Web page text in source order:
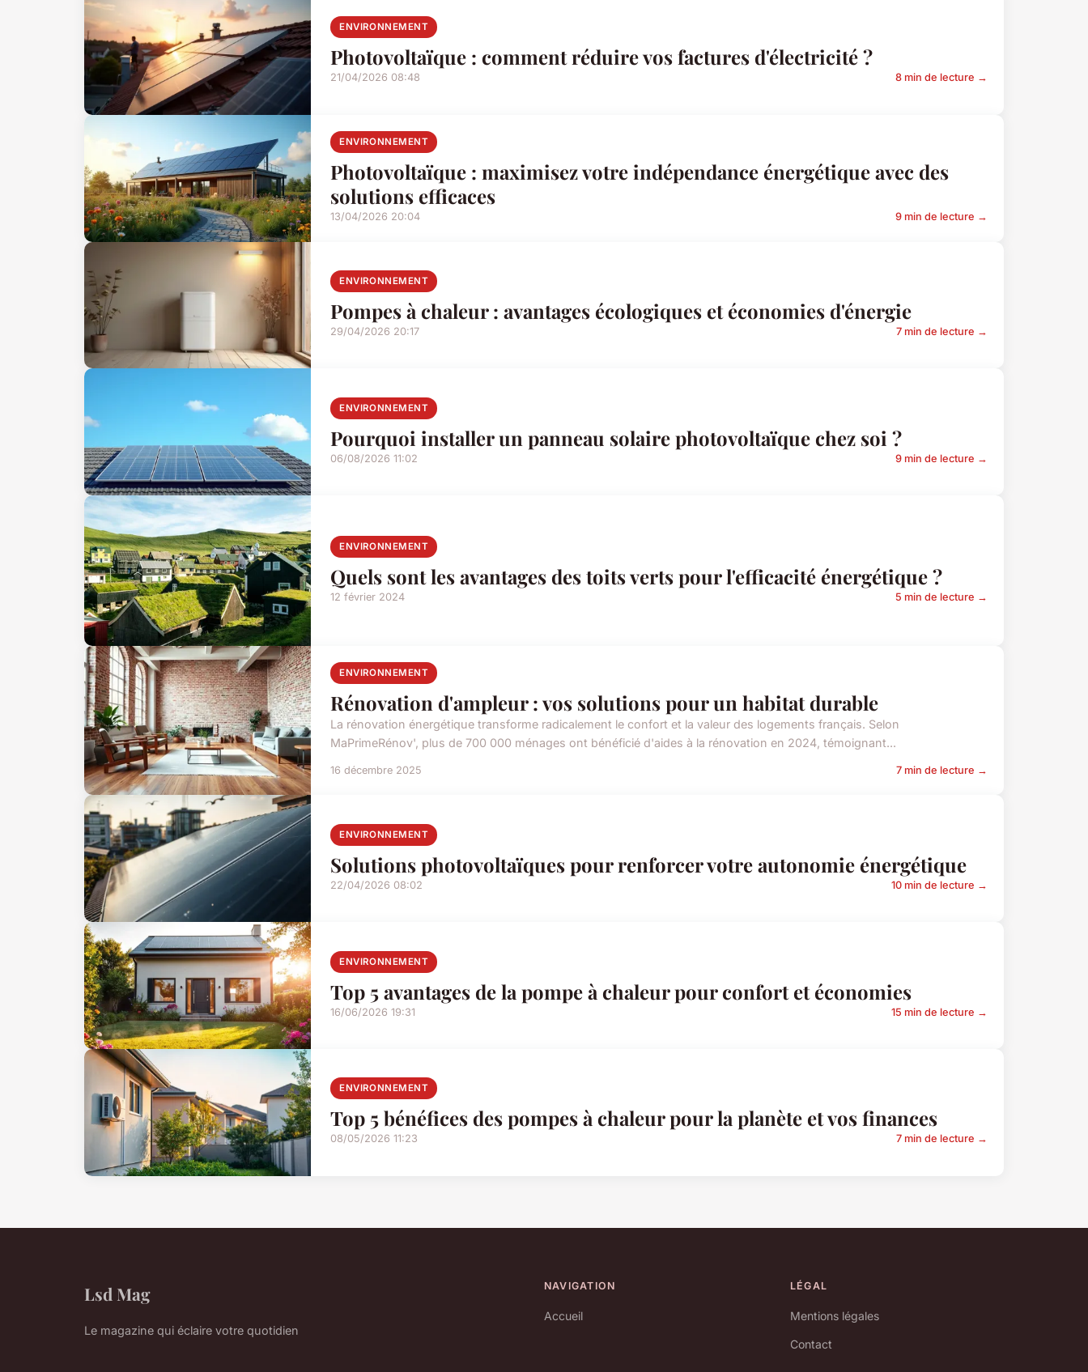
ENVIRONNEMENT
Photovoltaïque : comment réduire vos factures d'électricité ?
21/04/2026 08:48 8 min de lecture →
ENVIRONNEMENT
Photovoltaïque : maximisez votre indépendance énergétique avec des
solutions efficaces
13/04/2026 20:04 9 min de lecture →
ENVIRONNEMENT
Pompes à chaleur : avantages écologiques et économies d'énergie
29/04/2026 20:17 7 min de lecture →
ENVIRONNEMENT
Pourquoi installer un panneau solaire photovoltaïque chez soi ?
06/08/2026 11:02 9 min de lecture →
ENVIRONNEMENT
Quels sont les avantages des toits verts pour l'efficacité énergétique ?
12 février 2024 5 min de lecture →
ENVIRONNEMENT
Rénovation d'ampleur : vos solutions pour un habitat durable
La rénovation énergétique transforme radicalement le confort et la valeur des logements français. Selon
MaPrimeRénov', plus de 700 000 ménages ont bénéficié d'aides à la rénovation en 2024, témoignant...
16 décembre 2025 7 min de lecture →
ENVIRONNEMENT
Solutions photovoltaïques pour renforcer votre autonomie énergétique
22/04/2026 08:02 10 min de lecture →
ENVIRONNEMENT
Top 5 avantages de la pompe à chaleur pour confort et économies
16/06/2026 19:31 15 min de lecture →
ENVIRONNEMENT
Top 5 bénéfices des pompes à chaleur pour la planète et vos finances
08/05/2026 11:23 7 min de lecture →
Lsd Mag
Le magazine qui éclaire votre quotidien
NAVIGATION
Accueil
LÉGAL
Mentions légales
Contact